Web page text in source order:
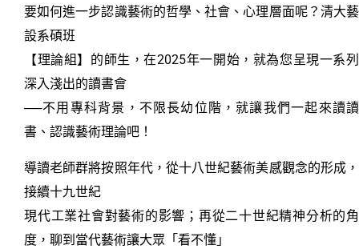
要如何進一步認識藝術的哲學、社會、心理層面呢？清大藝
設系碩班
【理論組】的師生，在2025年一開始，就為您呈現一系列
深入淺出的讀書會
──不用專科背景，不限長幼位階，就讓我們一起來讀讀
書、認識藝術理論吧！
導讀老師群將按照年代，從十八世紀藝術美感觀念的形成，
接續十九世紀
現代工業社會對藝術的影響；再從二十世紀精神分析的角
度，聊到當代藝術讓大眾「看不懂」